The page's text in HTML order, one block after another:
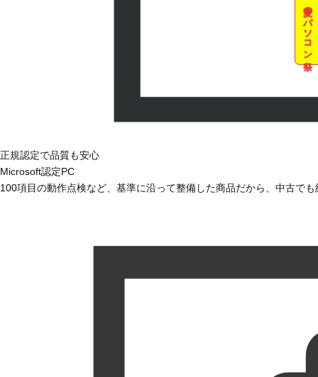
夏のパソコン祭
正規認定で品質も安心
Microsoft認定PC
100項目の動作点検など、基準に沿って整備した商品だから、中古で